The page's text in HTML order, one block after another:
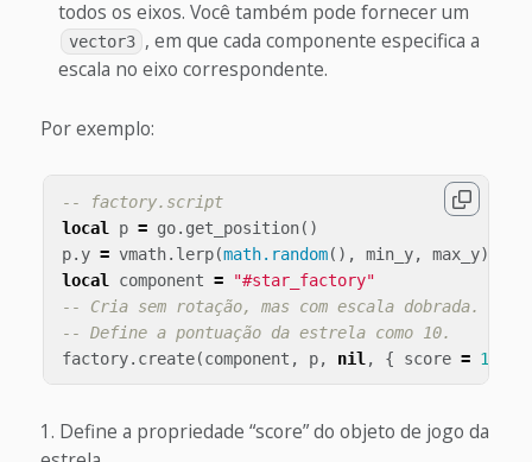
todos os eixos. Você também pode fornecer um
vector3 , em que cada componente especifica a
escala no eixo correspondente.
Por exemplo:
-- factory.script
local
p = go. get_position()
p. y = vmath. lerp(math.random(), min_y, max_y)
local
component =
"#star_factory"
-- Cria sem rotação, mas com escala dobrada.
-- Define a pontuação da estrela como 10.
factory. create(component , p, nil , { score = 10
Define a propriedade “score” do objeto de jogo da